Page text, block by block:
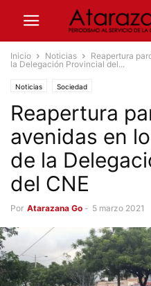
Inicio Noticias
Reapertura
la Delegación Provincial del...
Noticias Sociedad
Reapertura
avenidas en
de la
del CNE
Por Atarazana Go - 5 marzo 2021